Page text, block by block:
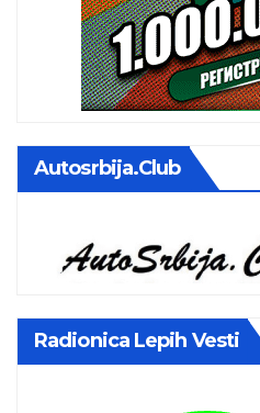
Autosrbija.club
Radionica Lepih Vesti